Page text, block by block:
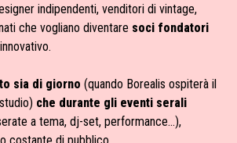
indipendenti, venditori di vintage,
che vogliano diventare soci fondatori
sia di giorno (quando Borealis ospiterà il
che durante gli eventi serali
a tema, dj-set, performance...),
costante di pubblico.